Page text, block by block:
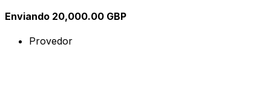
Enviando 20,000.00 GBP
Provedor